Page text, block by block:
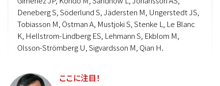
Deneberg S, Söderlund S, Jädersten M, Ungerstedt JS,
Tobiasson M, Östman A, Mustjoki S, Stenke L, Le Blanc
K, Hellstrom-Lindberg ES, Lehmann S, Ekblom M,
Olsson-Strömberg U, Sigvardsson M, Qian H.
ここに注目！